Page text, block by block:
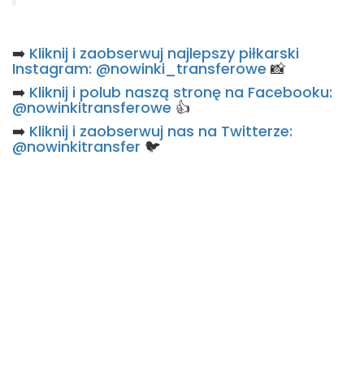
➡️ Kliknij i zaobserwuj najlepszy piłkarski
Instagram: @nowinki_transferowe 📸
➡️ Kliknij i polub naszą stronę na Facebooku:
@nowinkitransferowe 👍
➡️ Kliknij i zaobserwuj nas na Twitterze:
@nowinkitransfer 🐦